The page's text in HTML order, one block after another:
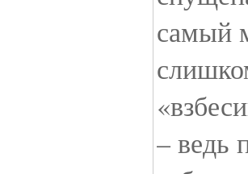
самый
– ведь